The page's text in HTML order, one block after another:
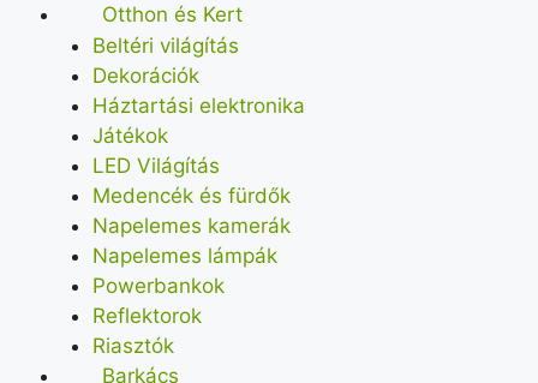
Otthon és Kert
Beltéri világítás
Dekorációk
Háztartási elektronika
Játékok
LED Világítás
Medencék és fürdők
Napelemes kamerák
Napelemes lámpák
Powerbankok
Reflektorok
Riasztók
Barkács